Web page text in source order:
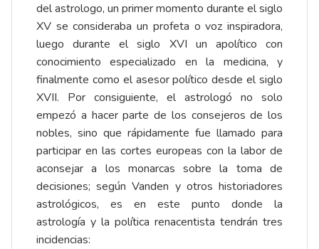
del astrologo, un primer momento durante el siglo
XV se consideraba un profeta o voz inspiradora,
luego durante el siglo XVI un apolítico con
conocimiento especializado en la medicina, y
finalmente como el asesor político desde el siglo
XVII. Por consiguiente, el astrologó no solo
empezó a hacer parte de los consejeros de los
nobles, sino que rápidamente fue llamado para
participar en las cortes europeas con la labor de
aconsejar a los monarcas sobre la toma de
decisiones; según Vanden y otros historiadores
astrológicos, es en este punto donde la
astrología y la política renacentista tendrán tres
incidencias: